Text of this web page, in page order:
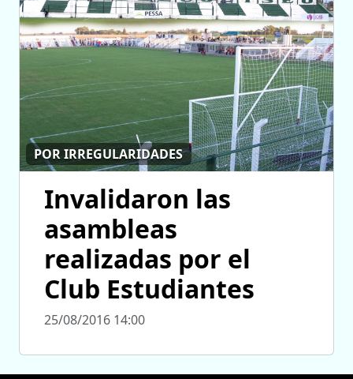
POR IRREGULARIDADES
Invalidaron las
asambleas
realizadas por el
Club Estudiantes
25/08/2016 14:00